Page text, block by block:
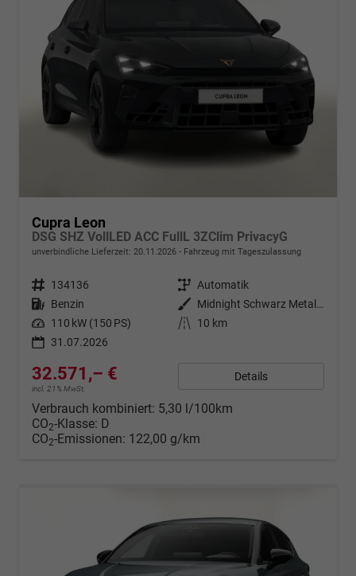
Cupra Leon
DSG SHZ VollLED ACC FullL 3ZClim PrivacyG
unverbindliche Lieferzeit: 20.11.2026 Fahrzeug mit Tageszulassung
Fahrzeugnr. 134136 Getriebe Automatik
Kraftstoff Benzin Außenfarbe
Midnight Schwarz Metallic
Leistung 110 kW (150 PS) Kilometerstand
10 km
31.07.2026
32.571,– €
incl. 21% MwSt.
Details
Verbrauch kombiniert: 5,30 l/100km
CO2-Klasse: D
CO2-Emissionen: 122,00 g/km